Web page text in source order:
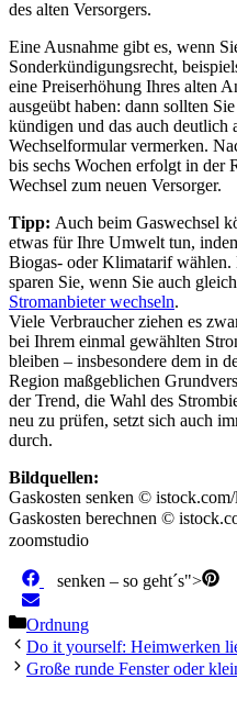
des alten Versorgers.
Eine Ausnahme gibt es, wenn
Sonderkündigungsrecht,
eine Preiserhöhung Ihres alten
ausgeübt haben: dann sollten
kündigen und das auch deutlich
Wechselformular vermerken.
bis sechs Wochen erfolgt in der
Wechsel zum neuen Versorger.
Tipp: Auch beim Gaswechsel
etwas für Ihre Umwelt tun,
Biogas- oder Klimatarif wählen.
sparen Sie, wenn Sie auch
Stromanbieter wechseln.
Viele Verbraucher ziehen es
bei Ihrem einmal gewählten
bleiben – insbesondere dem in
Region maßgeblichen
der Trend, die Wahl des
neu zu prüfen, setzt sich auch
durch.
Bildquellen:
Gaskosten senken ©
Gaskosten berechnen ©
zoomstudio
Share
Facebook
senken – so geht´s">
Share
on
Kategorien
Ordnung
Do it yourself: Heimwerken
Große runde Fenster oder